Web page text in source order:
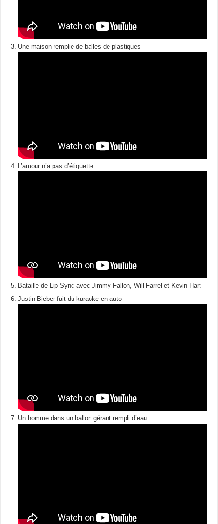
Une maison remplie de balles de plastiques
L’amour n’a pas d’étiquette
Bataille de Lip Sync avec Jimmy Fallon, Will Farrel et Kevin Hart
Justin Bieber fait du karaoke en auto
Un homme dans un ballon gérant rempli d’eau